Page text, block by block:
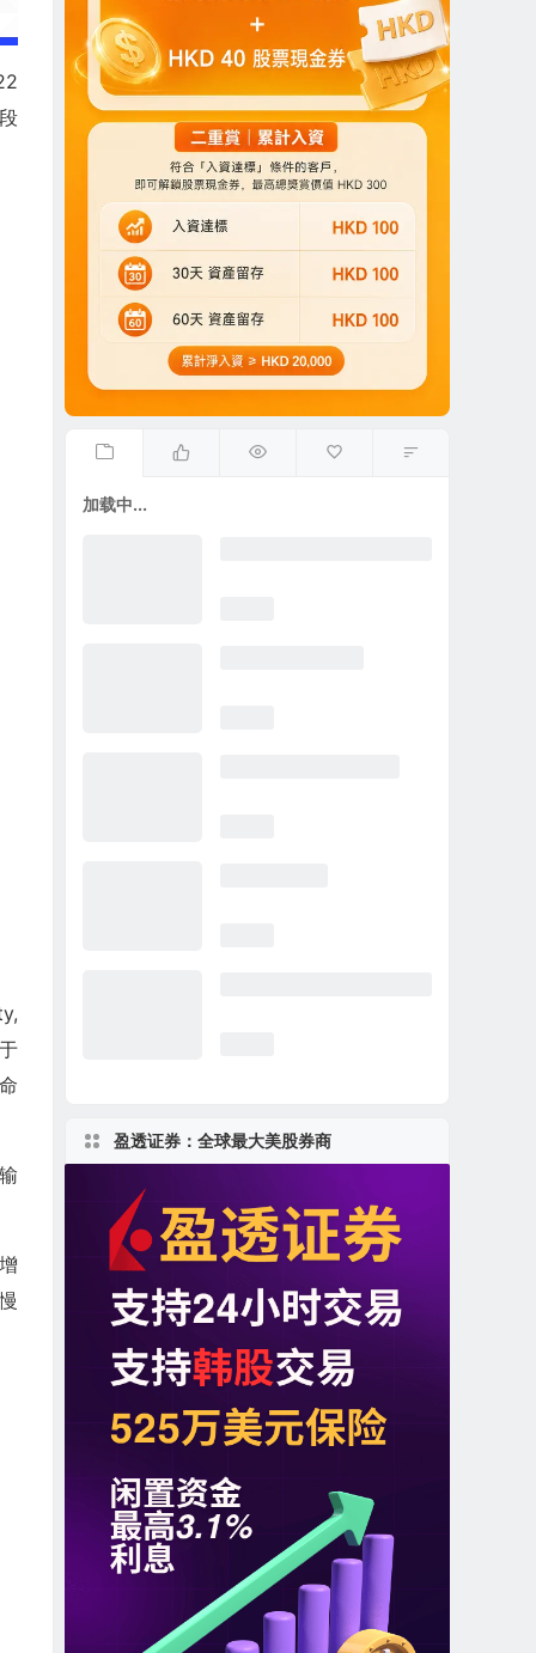
加载中...
盈透证券：全球最大美股券商